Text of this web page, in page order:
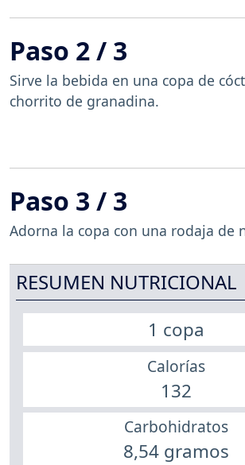
Paso 2 / 3
Sirve la bebida en una copa de
chorrito de granadina.
Paso 3 / 3
Adorna la copa con una rodaja de
RESUMEN NUTRICIONAL
1 copa
Calorías
132
Carbohidratos
8,54 gramos